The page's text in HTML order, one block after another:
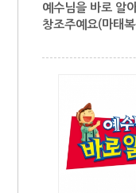
예수님을 바로 알
창조주예요(마태